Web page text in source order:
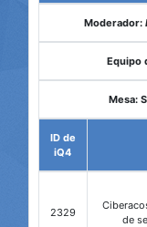
Moderador:
Equipo
Mesa:
ID de
iQ4
2329
de